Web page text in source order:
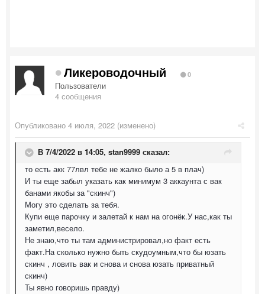
Ликероводочный 0
Пользователи
4 сообщения
Опубликовано 4 июля, 2022 (изменено)
В 7/4/2022 в 14:05, stan9999 сказал:
то есть акк 77лвл тебе не жалко было а 5 в плач)
И ты еще забыл указать как минимум 3 аккаунта с вак
банами якобы за "скинч")
Могу это сделать за тебя.
Купи еще парочку и залетай к нам на огонёк.У нас,как ты
заметил,весело.
Не знаю,что ты там администрировал,но факт есть
факт.На сколько нужно быть скудоумным,что бы юзать
скинч , ловить вак и снова и снова юзать приватный
скинч)
Ты явно говоришь правду)